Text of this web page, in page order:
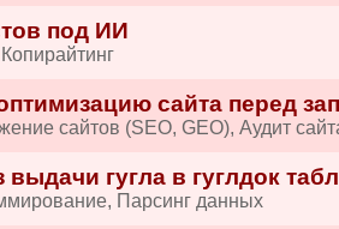
под ИИ
сайта перед
сайтов (SEO, GEO), Аудит
гугла в гуглдок
Парсинг данных